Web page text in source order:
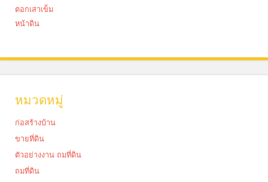
ตอกเสาเข็ม
หน้าดิน
หมวดหมู่
ก่อสร้างบ้าน
ขายที่ดิน
ตัวอย่างงาน ถมที่ดิน
ถมที่ดิน